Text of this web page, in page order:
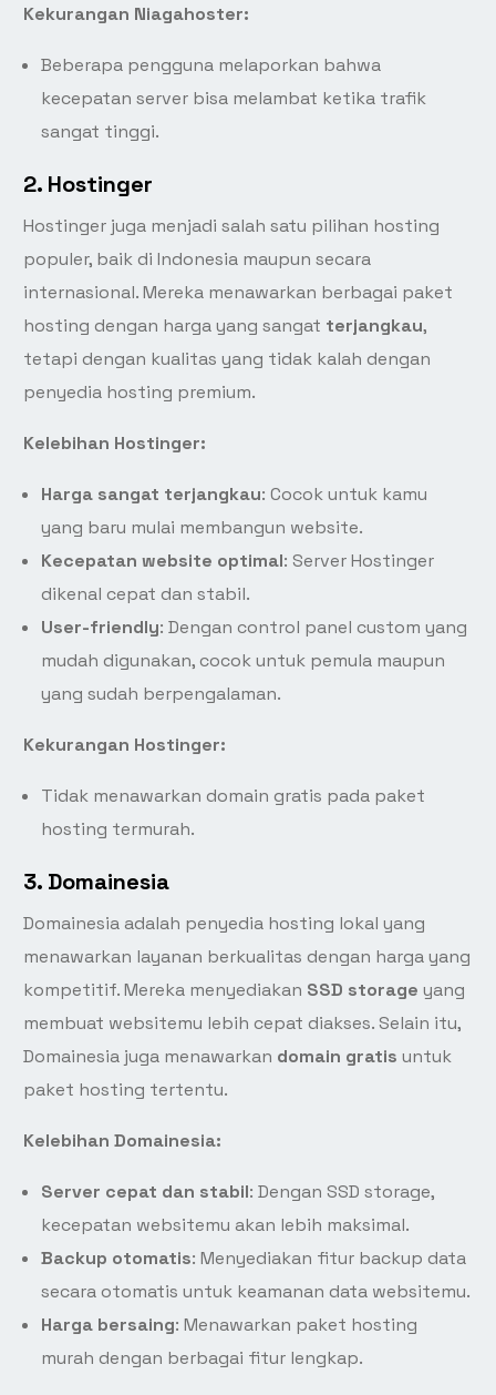
Kekurangan Niagahoster:
Beberapa pengguna melaporkan bahwa
kecepatan server bisa melambat ketika trafik
sangat tinggi.
2. Hostinger
Hostinger juga menjadi salah satu pilihan hosting
populer, baik di Indonesia maupun secara
internasional. Mereka menawarkan berbagai paket
hosting dengan harga yang sangat terjangkau,
tetapi dengan kualitas yang tidak kalah dengan
penyedia hosting premium.
Kelebihan Hostinger:
Harga sangat terjangkau: Cocok untuk kamu
yang baru mulai membangun website.
Kecepatan website optimal: Server Hostinger
dikenal cepat dan stabil.
User-friendly: Dengan control panel custom yang
mudah digunakan, cocok untuk pemula maupun
yang sudah berpengalaman.
Kekurangan Hostinger:
Tidak menawarkan domain gratis pada paket
hosting termurah.
3. Domainesia
Domainesia adalah penyedia hosting lokal yang
menawarkan layanan berkualitas dengan harga yang
kompetitif. Mereka menyediakan SSD storage yang
membuat websitemu lebih cepat diakses. Selain itu,
Domainesia juga menawarkan domain gratis untuk
paket hosting tertentu.
Kelebihan Domainesia:
Server cepat dan stabil: Dengan SSD storage,
kecepatan websitemu akan lebih maksimal.
Backup otomatis: Menyediakan fitur backup data
secara otomatis untuk keamanan data websitemu.
Harga bersaing: Menawarkan paket hosting
murah dengan berbagai fitur lengkap.